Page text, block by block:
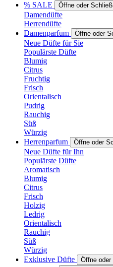
% SALE
Öffne oder
Damendüfte
Herrendüfte
Damenparfum
Öffne oder
Neue Düfte für Sie
Populärste Düfte
Blumig
Citrus
Fruchtig
Frisch
Orientalisch
Pudrig
Rauchig
Süß
Würzig
Herrenparfum
Öffne oder
Neue Düfte für Ihn
Populärste Düfte
Aromatisch
Blumig
Citrus
Frisch
Holzig
Ledrig
Orientalisch
Rauchig
Süß
Würzig
Exklusive Düfte
Öffne